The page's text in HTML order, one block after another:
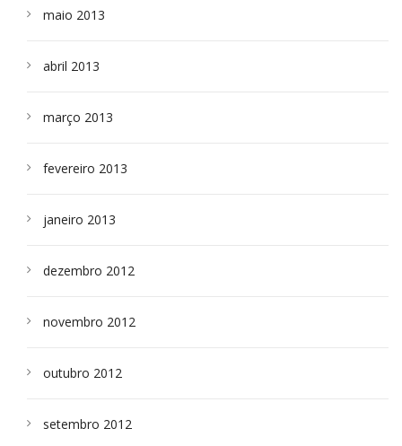
maio 2013
abril 2013
março 2013
fevereiro 2013
janeiro 2013
dezembro 2012
novembro 2012
outubro 2012
setembro 2012